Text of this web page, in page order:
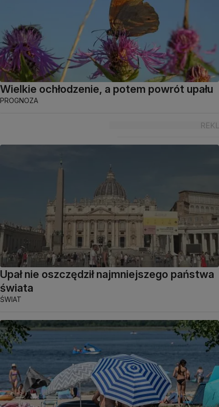
Wielkie ochłodzenie, a potem powrót upału
PROGNOZA
Upał nie oszczędził najmniejszego państwa
świata
ŚWIAT